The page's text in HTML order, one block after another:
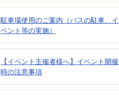
駐車場使用のご案内（バスの駐車、イ
ベント等の実施）
【イベント主催者様へ】イベント開催
時の注意事項